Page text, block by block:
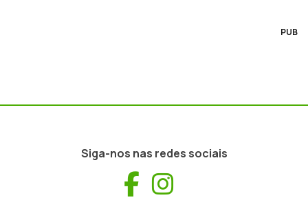
PUB
Siga-nos nas redes sociais
Facebook